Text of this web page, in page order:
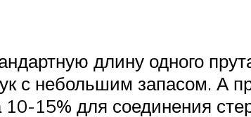
длину одного
с небольшим запасом. А
15% для соединения